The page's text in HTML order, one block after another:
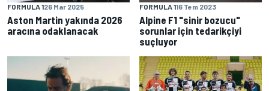
FORMULA 126 Mar 2025
Aston Martin yakında 2026
aracına odaklanacak
FORMULA 116 Tem 2023
Alpine F1 "sinir bozucu"
sorunlar için tedarikçiyi
suçluyor